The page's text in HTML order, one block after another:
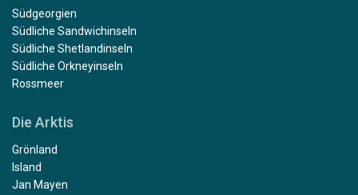
Südgeorgien
Südliche Sandwichinseln
Südliche Shetlandinseln
Südliche Orkneyinseln
Rossmeer
Die Arktis
Grönland
Island
Jan Mayen